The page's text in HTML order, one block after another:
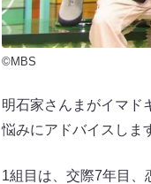
©MBS
明石家さんまがイマ
悩みにアドバイスしま
1組目は、交際7年目、